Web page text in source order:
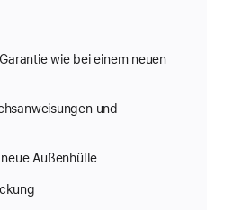
wie bei einem neuen
und
Außenhülle